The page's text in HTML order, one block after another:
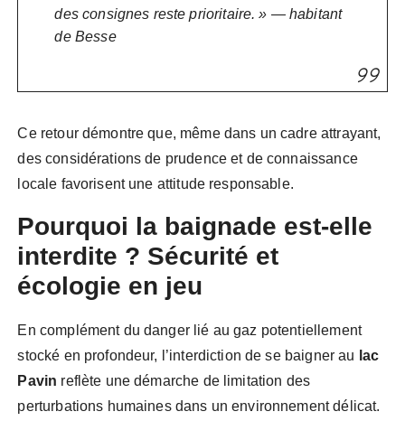
des consignes reste prioritaire. » — habitant
de Besse
Ce retour démontre que, même dans un cadre attrayant,
des considérations de prudence et de connaissance
locale favorisent une attitude responsable.
Pourquoi la baignade est-elle
interdite ? Sécurité et
écologie en jeu
En complément du danger lié au gaz potentiellement
stocké en profondeur, l’interdiction de se baigner au lac
Pavin reflète une démarche de limitation des
perturbations humaines dans un environnement délicat.